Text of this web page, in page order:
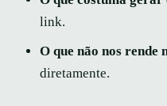
link.
O que não nos rende
diretamente.